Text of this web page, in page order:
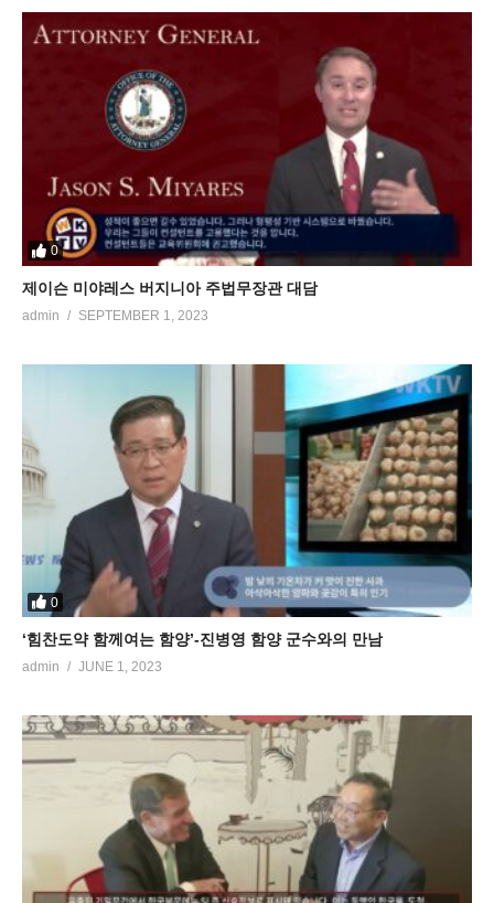
0
제이슨 미야레스 버지니아 주법무장관 대담
admin SEPTEMBER 1, 2023
0
‘힘찬도약 함께여는 함양’-진병영 함양 군수와의 만남
admin JUNE 1, 2023